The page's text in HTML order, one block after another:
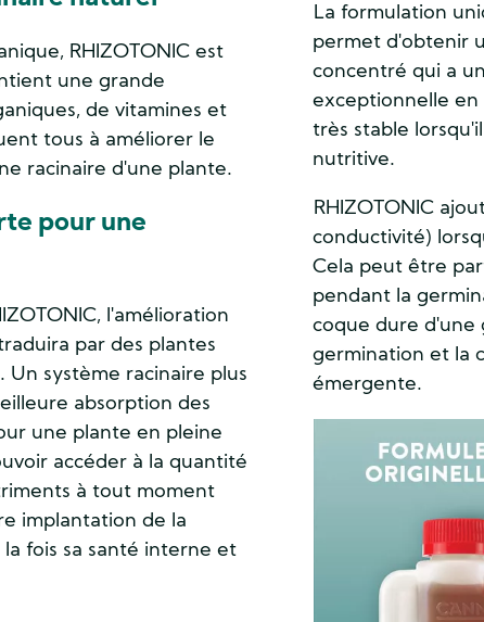
RHIZOTONIC est
une grande
de vitamines et
tous à améliorer le
racinaire d'une plante.
pour une
l'amélioration
par des plantes
Un système racinaire plus
absorption des
une plante en pleine
accéder à la quantité
à tout moment
implantation de la
fois sa santé interne et
La formulation
permet d'obtenir
concentré qui a
exceptionnelle
très stable
nutritive.
RHIZOTONIC
conductivité)
Cela peut être
pendant la
coque dure d'une
germination et la
émergente.